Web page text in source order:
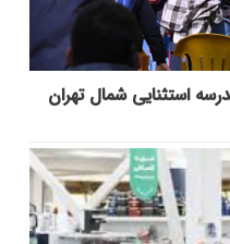
استثنایی شمال تهران